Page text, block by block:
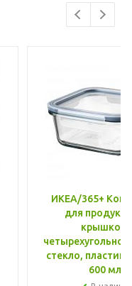
ИКЕА/365+
для
крышкой,
стекло, пластик
600 мл